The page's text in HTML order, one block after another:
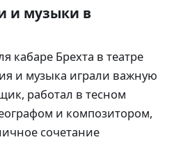
и музыки в
кабаре Брехта в театре
и музыка играли важную
работал в тесном
и композитором,
сочетание